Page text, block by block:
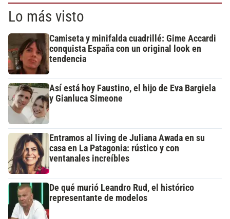
Lo más visto
Camiseta y minifalda cuadrillé: Gime Accardi
conquista España con un original look en
tendencia
Así está hoy Faustino, el hijo de Eva Bargiela
y Gianluca Simeone
Entramos al living de Juliana Awada en su
casa en La Patagonia: rústico y con
ventanales increíbles
De qué murió Leandro Rud, el histórico
representante de modelos